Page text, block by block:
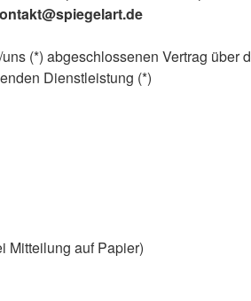
(*) abgeschlossenen Vertrag über
Dienstleistung (*)
Mitteilung auf Papier)